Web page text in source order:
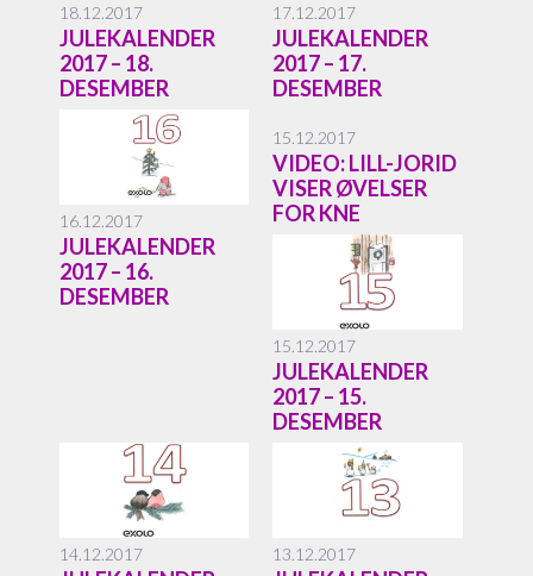
18.12.2017
JULEKALENDER
2017 – 18.
DESEMBER
17.12.2017
JULEKALENDER
2017 – 17.
DESEMBER
16.12.2017
JULEKALENDER
2017 – 16.
DESEMBER
15.12.2017
VIDEO: LILL-JORID
VISER ØVELSER
FOR KNE
15.12.2017
JULEKALENDER
2017 – 15.
DESEMBER
14.12.2017 13.12.2017